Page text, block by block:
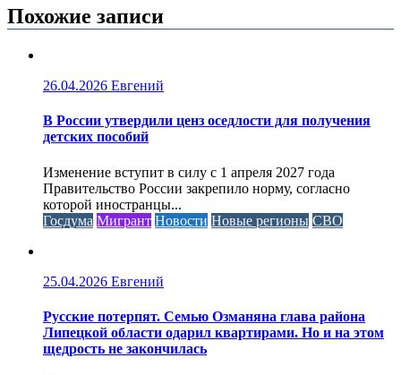
Похожие записи
26.04.2026 Евгений
В России утвердили ценз оседлости для получения
детских пособий
Изменение вступит в силу с 1 апреля 2027 года
Правительство России закрепило норму, согласно
которой иностранцы...
Госдума Мигрант Новости Новые регионы СВО
25.04.2026 Евгений
Русские потерпят. Семью Озманяна глава района
Липецкой области одарил квартирами. Но и на этом
щедрость не закончилась